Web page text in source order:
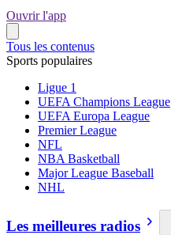
Ouvrir l'app
Tous les contenus
Sports populaires
Ligue 1
UEFA Champions League
UEFA Europa League
Premier League
NFL
NBA Basketball
Major League Baseball
NHL
Les meilleures radios